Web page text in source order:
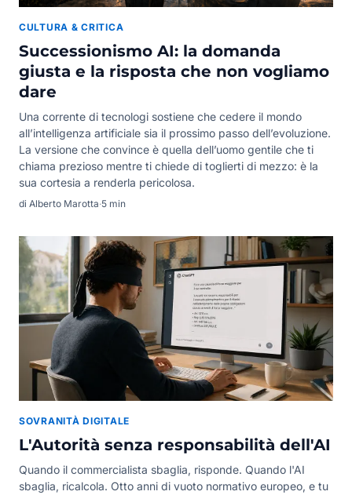
CULTURA & CRITICA
Successionismo AI: la domanda
giusta e la risposta che non vogliamo
dare
Una corrente di tecnologi sostiene che cedere il mondo
all’intelligenza artificiale sia il prossimo passo dell’evoluzione.
La versione che convince è quella dell’uomo gentile che ti
chiama prezioso mentre ti chiede di toglierti di mezzo: è la
sua cortesia a renderla pericolosa.
di Alberto Marotta·5 min
SOVRANITÀ DIGITALE
L'Autorità senza responsabilità dell'AI
Quando il commercialista sbaglia, risponde. Quando l'AI
sbaglia, ricalcola. Otto anni di vuoto normativo europeo, e tu